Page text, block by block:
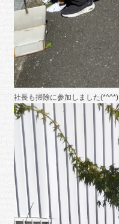
社長も掃除に参加しました(*^^*)